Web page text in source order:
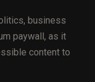
business
paywall, as it
content to